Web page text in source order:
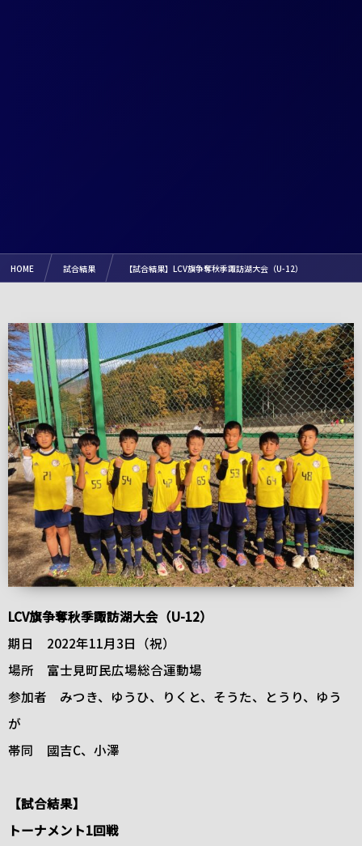
HOME 試合結果 【試合結果】LCV旗争奪秋季諏訪湖大会（U-12）
LCV旗争奪秋季諏訪湖大会（U-12）
期日 2022年11月3日（祝）
場所 富士見町民広場総合運動場
参加者 みつき、ゆうひ、りくと、そうた、とうり、ゆう
が
帯同 國吉C、小澤
【試合結果】
トーナメント1回戦